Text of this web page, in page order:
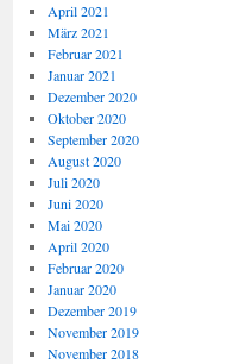
April 2021
März 2021
Februar 2021
Januar 2021
Dezember 2020
Oktober 2020
September 2020
August 2020
Juli 2020
Juni 2020
Mai 2020
April 2020
Februar 2020
Januar 2020
Dezember 2019
November 2019
November 2018